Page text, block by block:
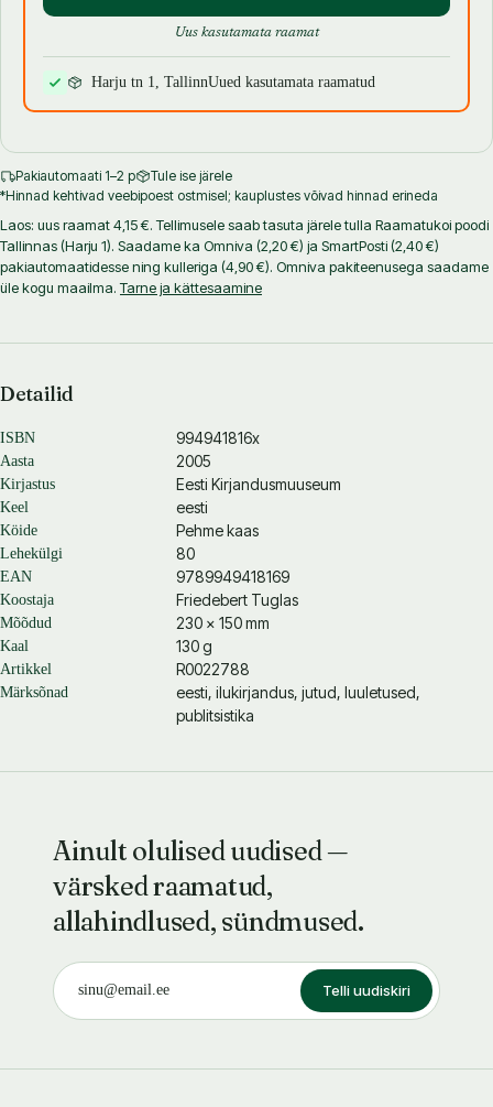
Uus kasutamata raamat
Harju tn 1, TallinnUued kasutamata raamatud
Pakiautomaati 1–2 p
Tule ise järele
*Hinnad kehtivad veebipoest ostmisel; kauplustes võivad hinnad erineda
Laos: uus raamat 4,15 €. Tellimusele saab tasuta järele tulla Raamatukoi poodi
Tallinnas (Harju 1). Saadame ka Omniva (2,20 €) ja SmartPosti (2,40 €)
pakiautomaatidesse ning kulleriga (4,90 €). Omniva pakiteenusega saadame
üle kogu maailma. Tarne ja kättesaamine
Detailid
ISBN 994941816x
Aasta 2005
Kirjastus Eesti Kirjandusmuuseum
Keel eesti
Köide Pehme kaas
Lehekülgi 80
EAN 9789949418169
Koostaja Friedebert Tuglas
Mõõdud 230 × 150 mm
Kaal 130 g
Artikkel R0022788
Märksõnad
eesti, ilukirjandus, jutud, luuletused,
publitsistika
Ainult olulised uudised —
värsked raamatud,
allahindlused, sündmused.
Telli uudiskiri